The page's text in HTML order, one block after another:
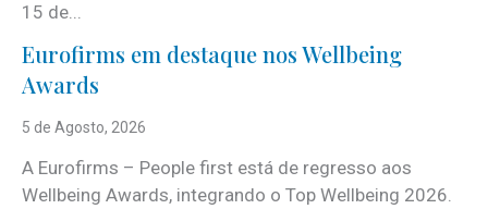
15 de...
Eurofirms em destaque nos Wellbeing
Awards
5 de Agosto, 2026
A Eurofirms – People first está de regresso aos
Wellbeing Awards, integrando o Top Wellbeing 2026.